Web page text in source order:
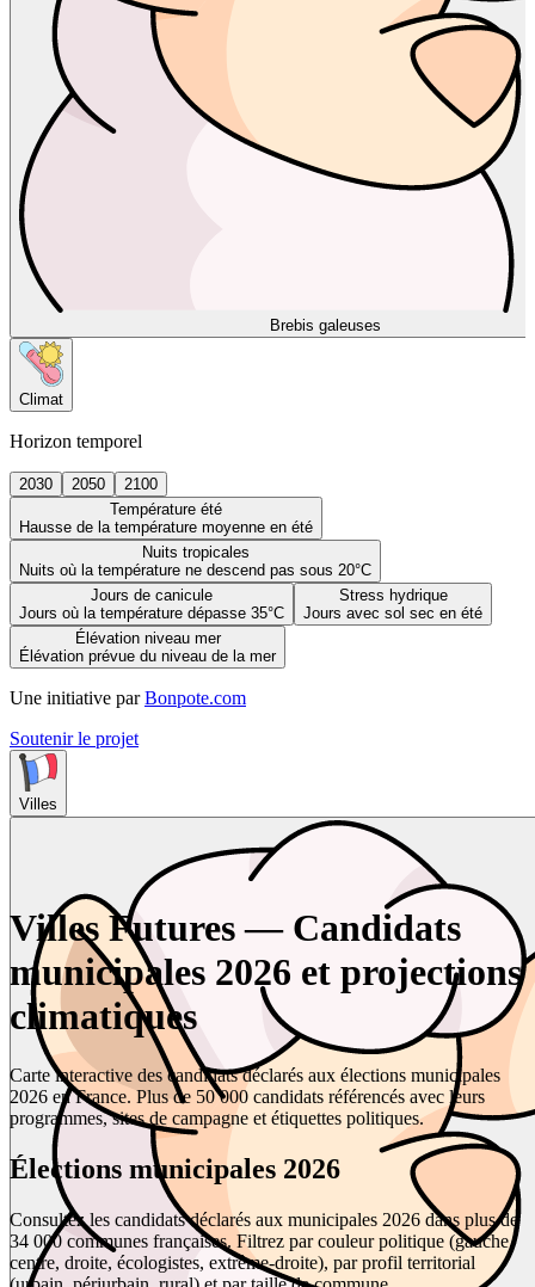
Brebis galeuses
Climat
Horizon temporel
2030 2050
2100
Température été
Hausse de la température moyenne en été
Nuits tropicales
Nuits où la température ne descend pas sous 20°C
Jours de canicule
Jours où la température dépasse 35°C
Stress hydrique
Jours avec sol sec en été
Élévation niveau mer
Élévation prévue du niveau de la mer
Une initiative par Bonpote.com
Soutenir le projet
Villes
Villes Futures — Candidats
municipales 2026 et projections
climatiques
Carte interactive des candidats déclarés aux élections municipales
2026 en France. Plus de 50 000 candidats référencés avec leurs
programmes, sites de campagne et étiquettes politiques.
Élections municipales 2026
Consultez les candidats déclarés aux municipales 2026 dans plus de
34 000 communes françaises. Filtrez par couleur politique (gauche,
centre, droite, écologistes, extrême-droite), par profil territorial